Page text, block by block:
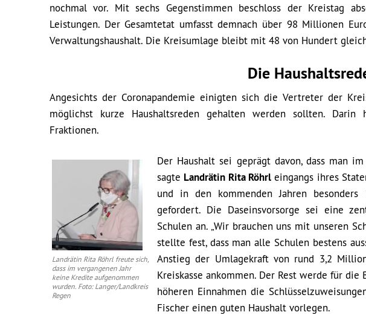
nochmal vor. Mit sechs Gegenstimmen beschloss der Kreistag
Leistungen. Der Gesamtetat umfasst demnach über 98 Millionen
Verwaltungshaushalt. Die Kreisumlage bleibt mit 48 von Hundert
Die
Angesichts der Coronapandemie einigten sich die Vertreter der
möglichst kurze Haushaltsreden gehalten werden sollten.
Fraktionen.
Landrätin Rita Röhrl freute sich,
dass im vergangenen Jahr
keine Kredite aufgenommen
wurden. Foto: Langer/Landkreis
Regen
Der Haushalt sei geprägt davon, dass man
sagte Landrätin Rita Röhrleingangs ihres
und in den kommenden Jahren
gefordert. Die Daseinsvorsorge sei eine
Schulen an. „Wir brauchen uns mit unseren
stellte fest, dass man alle Schulen bestens
Anstieg der Umlagekraft von rund 3,2
Kreiskasse ankommen. Der Rest werde für
höheren Einnahmen die
Fischer einen guten Haushalt vorlegen.